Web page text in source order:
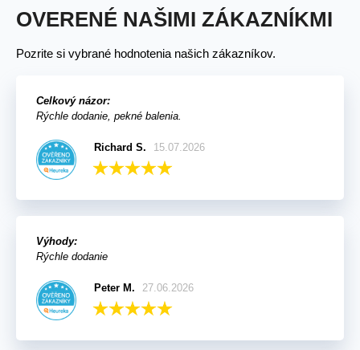
OVERENÉ NAŠIMI ZÁKAZNÍKMI
Pozrite si vybrané hodnotenia našich zákazníkov.
Celkový názor:
Rýchle dodanie, pekné balenia.
Richard S. 15.07.2026
Výhody:
Rýchle dodanie
Peter M. 27.06.2026